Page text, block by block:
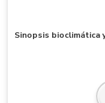
Sinopsis bioclimática